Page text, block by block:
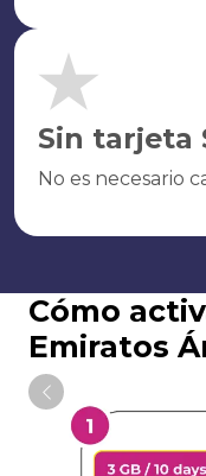
Sin tarjeta
No es necesario
Cómo
Emiratos